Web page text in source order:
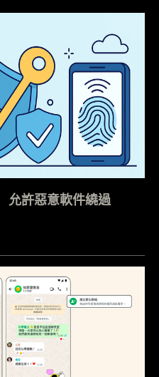
許惡意軟件繞過